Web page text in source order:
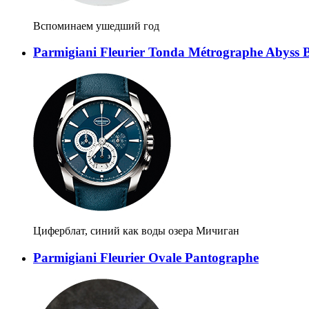
Вспоминаем ушедший год
Parmigiani Fleurier Tonda Métrographe Abyss
Циферблат, синий как воды озера Мичиган
Parmigiani Fleurier Ovale Pantographe